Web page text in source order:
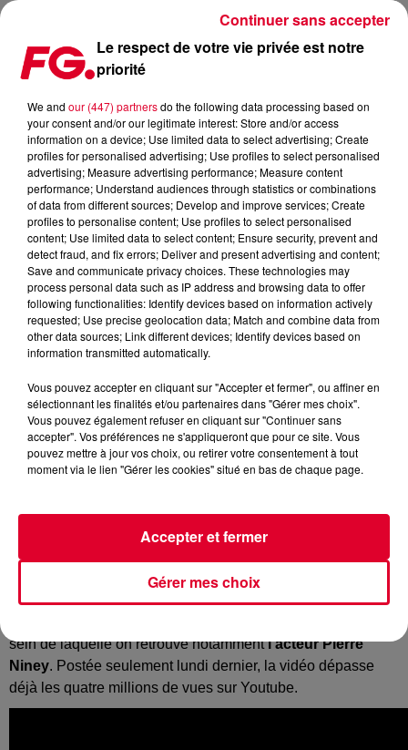
ANGÈLE INVITE PIERRE NINEY DANS LE NOUVEAU CLIP DE
Publié : 16 avril 2019 à 6h08 par Antony Harari
remporté trois trophées dont la Victoire du meilleur clip
Pour son nouveau single
Quoi
, on pouvait s’attendre à une autre vidéo décalée de la
part de la révélation belge.
Et c’est en effet le cas dans ce nouveau clip oùAngèle
sein de laquelle on retrouve notammentl’acteur Pierre
Niney. Postée seulement lundi dernier, la vidéo dépasse
déjà les quatre millions de vues sur Youtube.
Le respect de votre vie privée est notre
priorité
We and our (447) partnersdo the following data processing based on
your consent and/or our legitimate interest: Store and/or access
information on a device; Use limited data to select advertising; Create
profiles for personalised advertising; Use profiles to select personalised
advertising; Measure advertising performance; Measure content
performance; Understand audiences through statistics or combinations
of data from different sources; Develop and improve services; Create
profiles to personalise content; Use profiles to select personalised
content; Use limited data to select content; Ensure security, prevent and
detect fraud, and fix errors; Deliver and present advertising and content;
Save and communicate privacy choices. These technologies may
process personal data such as IP address and browsing data to offer
following functionalities: Identify devices based on information actively
requested; Use precise geolocation data; Match and combine data from
other data sources; Link different devices; Identify devices based on
information transmitted automatically.
Vous pouvez accepter en cliquant sur "Accepter et fermer", ou affiner en
sélectionnant les finalités et/ou partenaires dans "Gérer mes choix".
Vous pouvez également refuser en cliquant sur "Continuer sans
accepter". Vos préférences ne s'appliqueront que pour ce site. Vous
pouvez mettre à jour vos choix, ou retirer votre consentement à tout
moment via le lien "Gérer les cookies" situé en bas de chaque page.
Gérer mes choix
Accepter et fermer
Continuer sans accepter